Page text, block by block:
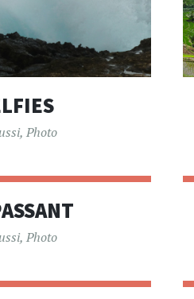
, Photo
, Photo